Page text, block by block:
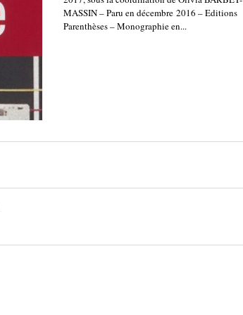
MASSIN – Paru en décembre 2016 – Editions
Parenthèses – Monographie en...